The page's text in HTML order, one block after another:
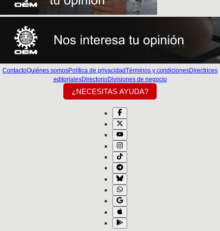
ContactoQuiénes somosPolítica de privacidadTérminos y condicionesDirectrices
editorialesDirectorioDivisiones de negocio
¿NECESITAS AYUDA?